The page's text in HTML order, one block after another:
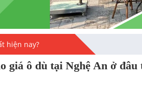
hiện nay?
giá ô dù tại Nghệ An ở đâu